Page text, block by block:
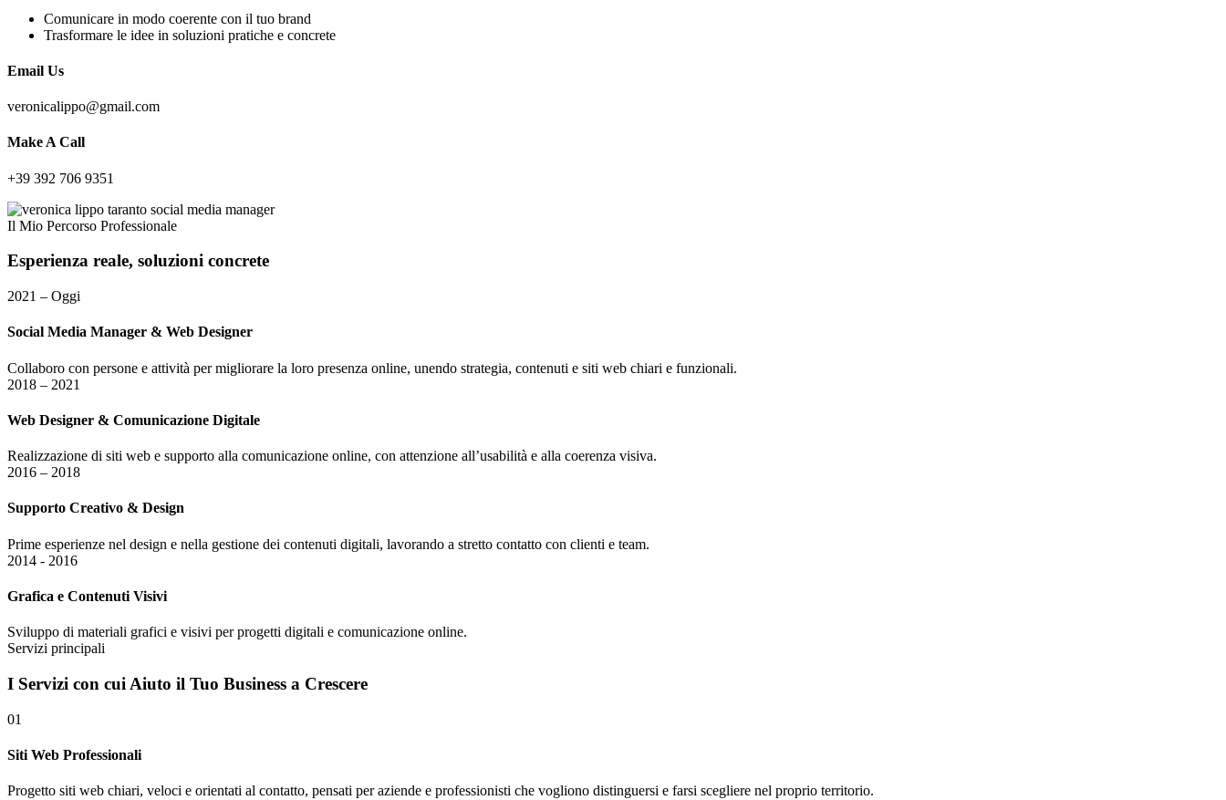
Comunicare in modo coerente con il tuo brand
Trasformare le idee in soluzioni pratiche e concrete
Email Us
veronicalippo@gmail.com
Make A Call
+39 392 706 9351
Il Mio Percorso Professionale
Esperienza reale, soluzioni concrete
2021 – Oggi
Social Media Manager & Web Designer
Collaboro con persone e attività per migliorare la loro presenza online, unendo strategia, contenuti e siti web chiari e funzionali.
2018 – 2021
Web Designer & Comunicazione Digitale
Realizzazione di siti web e supporto alla comunicazione online, con attenzione all’usabilità e alla coerenza visiva.
2016 – 2018
Supporto Creativo & Design
Prime esperienze nel design e nella gestione dei contenuti digitali, lavorando a stretto contatto con clienti e team.
2014 - 2016
Grafica e Contenuti Visivi
Sviluppo di materiali grafici e visivi per progetti digitali e comunicazione online.
Servizi principali
I Servizi con cui Aiuto il Tuo Business a Crescere
01
Siti Web Professionali
Progetto siti web chiari, veloci e orientati al contatto, pensati per aziende e professionisti che vogliono distinguersi e farsi scegliere nel proprio territorio.